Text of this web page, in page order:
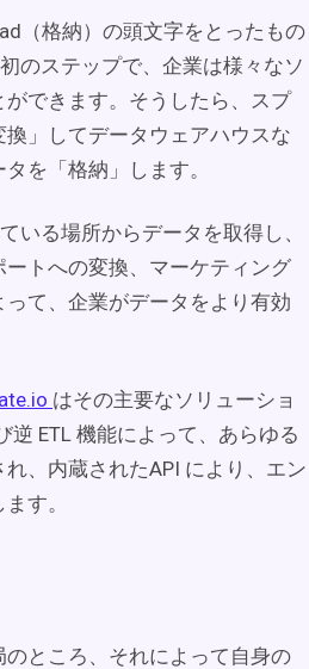
（格納）の頭文字をとったもの
のステップで、企業は様々なソ
できます。そうしたら、スプ
」してデータウェアハウスな
を「格納」します。
いる場所からデータを取得し、
トへの変換、マーケティング
て、企業がデータをより有効
はその主要なソリューショ
ETL 機能によって、あらゆる
、内蔵されたAPI により、エン
す。
ところ、それによって自身の